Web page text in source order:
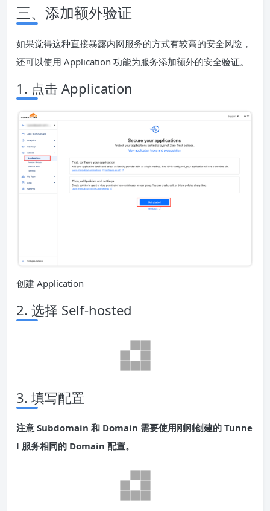
三、添加额外验证
如果觉得这种直接暴露内网服务的方式有较高的安全风险，
还可以使用 Application 功能为服务添加额外的安全验证。
1. 点击 Application
创建 Application
2. 选择 Self-hosted
3. 填写配置
注意 Subdomain 和 Domain 需要使用刚刚创建的 Tunne
l 服务相同的 Domain 配置。